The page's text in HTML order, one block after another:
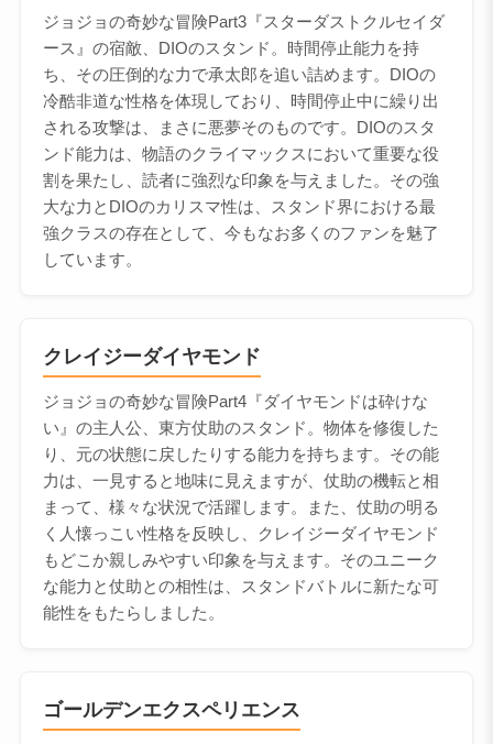
ジョジョの奇妙な冒険Part3『スターダストクルセイダ
ース』の宿敵、DIOのスタンド。時間停止能力を持
ち、その圧倒的な力で承太郎を追い詰めます。DIOの
冷酷非道な性格を体現しており、時間停止中に繰り出
される攻撃は、まさに悪夢そのものです。DIOのスタ
ンド能力は、物語のクライマックスにおいて重要な役
割を果たし、読者に強烈な印象を与えました。その強
大な力とDIOのカリスマ性は、スタンド界における最
強クラスの存在として、今もなお多くのファンを魅了
しています。
クレイジーダイヤモンド
ジョジョの奇妙な冒険Part4『ダイヤモンドは砕けな
い』の主人公、東方仗助のスタンド。物体を修復した
り、元の状態に戻したりする能力を持ちます。その能
力は、一見すると地味に見えますが、仗助の機転と相
まって、様々な状況で活躍します。また、仗助の明る
く人懐っこい性格を反映し、クレイジーダイヤモンド
もどこか親しみやすい印象を与えます。そのユニーク
な能力と仗助との相性は、スタンドバトルに新たな可
能性をもたらしました。
ゴールデンエクスペリエンス